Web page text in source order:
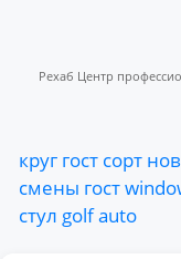
Рехаб Центр
круг гост сорт
смены гост
стул golfauto